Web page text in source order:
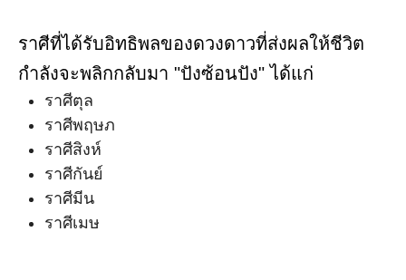
ราศีที่ได้รับอิทธิพลของดวงดาวที่ส่งผลให้ชีวิต
กำลังจะพลิกกลับมา "ปังซ้อนปัง" ได้แก่
ราศีตุล
ราศีพฤษภ
ราศีสิงห์
ราศีกันย์
ราศีมีน
ราศีเมษ